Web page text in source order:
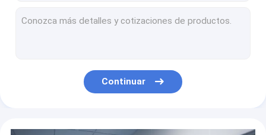
Tetraciclina (TET) Kit de pruebas ELISA Huevo, queso, leche, carne, productos cárnicos como salchichas, pescado y camarón
Avermectinas Kit de pruebas ELISA Carne, tejidos animales, verduras y cereales
Kit de pruebas de ELISA de trimetoprim Peces, camarones, piensos, carne (de res, pollo y cerdo), leche, suero y orina
Continuar